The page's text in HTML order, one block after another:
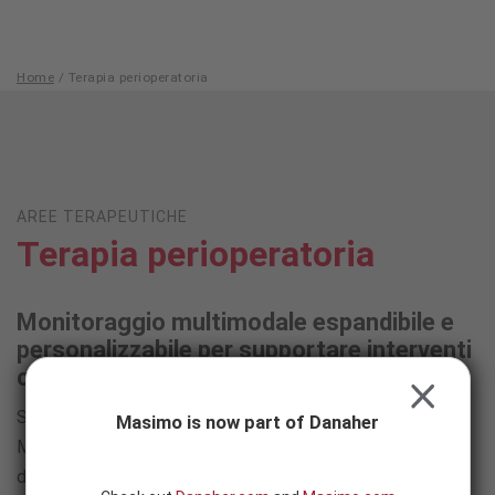
Home / Terapia perioperatoria
AREE TERAPEUTICHE
Terapia perioperatoria
Monitoraggio multimodale espandibile e
personalizzabile per supportare interventi
chirurgici complessi
Scopri come le più avanzate tecnologie di monitoraggio di
Masimo, che comprendono il monitoraggio cerebrale,
dell'ossigenazione e dell'emodinamica e soluzioni di
Masimo is now part of Danaher
CLOSE